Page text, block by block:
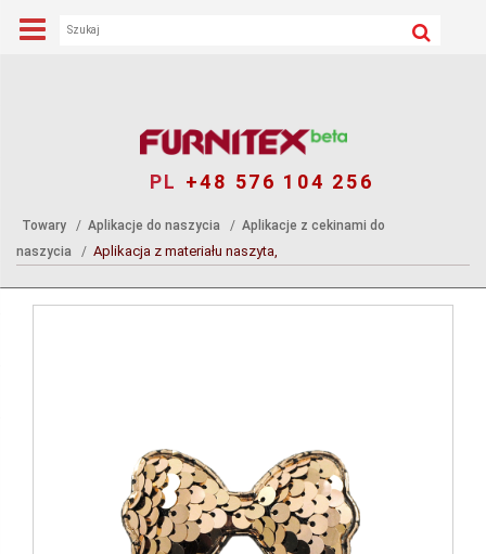
PL +48 576 104 256
Towary Aplikacje do naszycia
Aplikacje z cekinami do
naszycia
Aplikacja z materiału naszyta,